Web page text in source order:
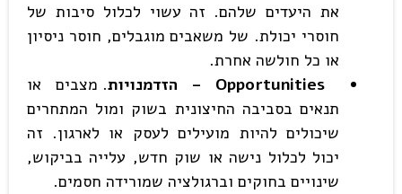
את היעדים שלהם. זה עשוי לכלול סיבות של
חוסרי יכולת. של משאבים מוגבלים, חוסר ניסיון
או כל חולשה אחרת.
הזדמנויות. מצבים או
תנאים בסביבה החיצונית בשוק ומול המתחרים
שיכולים להיות מועילים לעסק או לארגון. זה
יכול לכלול נישה או שוק חדש, עלייה בביקוש,
שינויים בחוקים וברגולציה שמורידה חסמים.